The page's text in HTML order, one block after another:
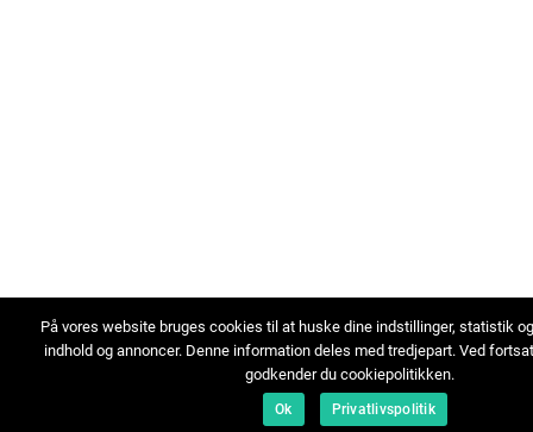
På vores website bruges cookies til at huske dine indstillinger, statistik
indhold og annoncer. Denne information deles med tredjepart. Ved
godkender du cookiepolitikken.
Ok Privatlivspolitik